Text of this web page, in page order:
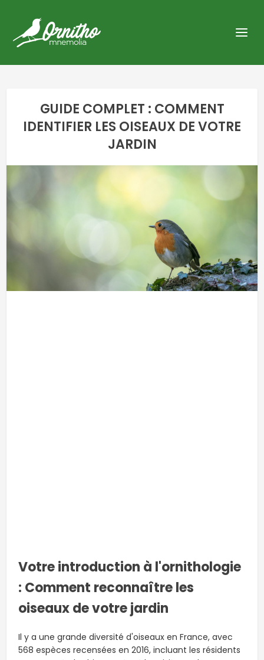
GUIDE COMPLET : COMMENT
IDENTIFIER LES OISEAUX DE VOTRE
JARDIN
Votre introduction à l'ornithologie
: Comment reconnaître les
oiseaux de votre jardin
Il y a une grande diversité d'oiseaux en France, avec
568 espèces recensées en 2016, incluant les résidents